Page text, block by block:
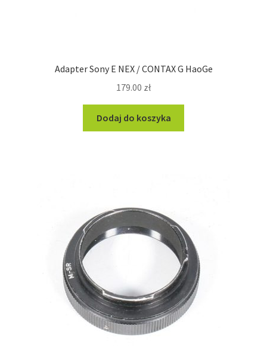
Adapter Sony E NEX / CONTAX G HaoGe
179.00 zł
Dodaj do koszyka